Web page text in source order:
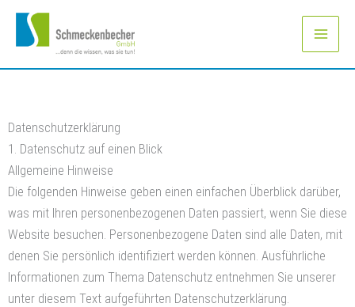
Zum
Datenschutz­erklärung
1. Datenschutz auf einen Blick
Allgemeine Hinweise
Die folgenden Hinweise geben einen einfachen Überblick darüber,
was mit Ihren personenbezogenen Daten passiert, wenn Sie diese
Website besuchen. Personenbezogene Daten sind alle Daten, mit
denen Sie persönlich identifiziert werden können. Ausführliche
Informationen zum Thema Datenschutz entnehmen Sie unserer
unter diesem Text aufgeführten Datenschutzerklärung.